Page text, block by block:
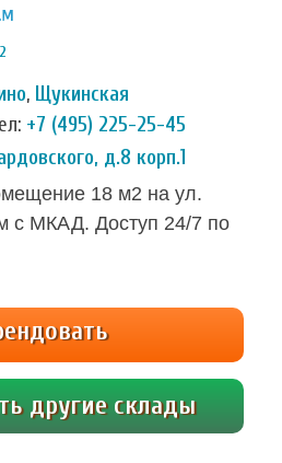
2
, Щукинская
+7 (495) 225-25-45
д.8 корп.1
18 м2 на ул.
с МКАД. Доступ 24/7 по
пропусков, отдельная
сухо и тепло,
проведено
другие склады